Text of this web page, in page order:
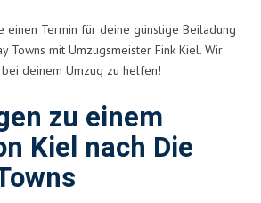
einen Termin für deine günstige Beiladung
Towns mit Umzugsmeister Fink Kiel. Wir
deinem Umzug zu helfen!
zu einem
Kiel nach Die